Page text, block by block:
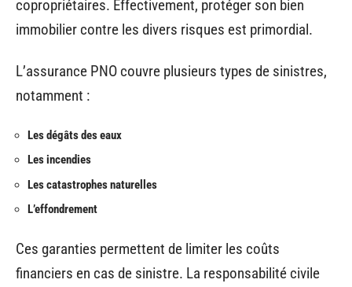
copropriétaires. Effectivement, protéger son bien
immobilier contre les divers risques est primordial.
L’assurance PNO couvre plusieurs types de sinistres,
notamment :
Les dégâts des eaux
Les incendies
Les catastrophes naturelles
L’effondrement
Ces garanties permettent de limiter les coûts
financiers en cas de sinistre. La responsabilité civile